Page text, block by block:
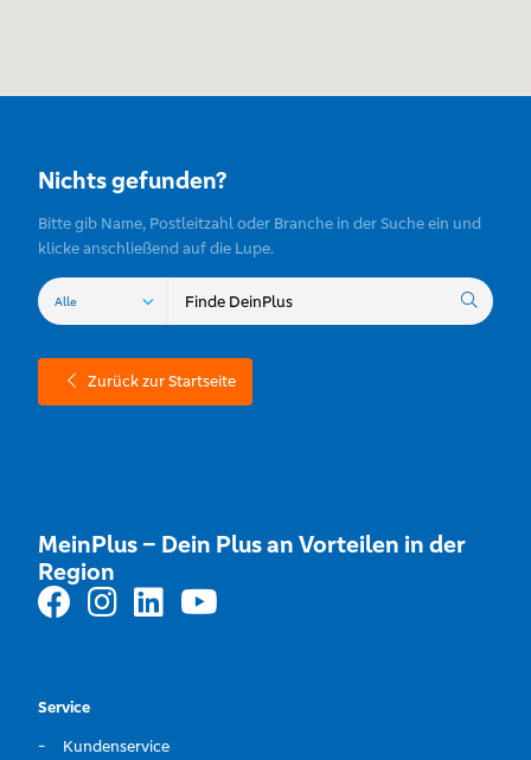
Nichts gefunden?
Bitte gib Name, Postleitzahl oder Branche in der Suche ein und
klicke anschließend auf die Lupe.
Zurück zur Startseite
MeinPlus – Dein Plus an Vorteilen in der
Region
Service
Kundenservice